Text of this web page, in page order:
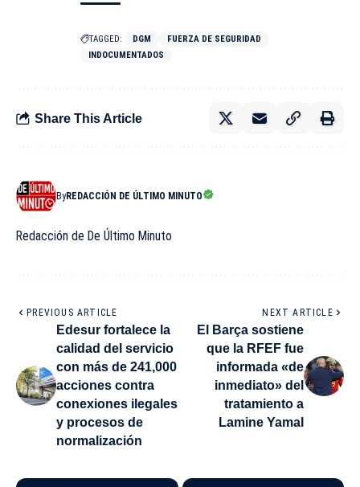
TAGGED: DGM
FUERZA DE SEGURIDAD
INDOCUMENTADOS
Share This Article
ByREDACCIÓN DE ÚLTIMO MINUTO
Redacción de De Último Minuto
PREVIOUS ARTICLE
Edesur fortalece la
calidad del servicio
con más de 241,000
acciones contra
conexiones ilegales
y procesos de
normalización
NEXT ARTICLE
El Barça sostiene
que la RFEF fue
informada «de
inmediato» del
tratamiento a
Lamine Yamal